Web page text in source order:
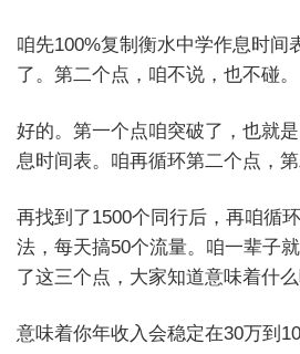
咱先100%复制衡水中学作息时间
了。第二个点，咱不说，也不碰。
好的。第一个点咱突破了，也就
息时间表。咱再循环第二个点，第
再找到了1500个同行后，再咱循
法，每天搞50个流量。咱一辈子
了这三个点，大家知道意味着什么
意味着你年收入会稳定在30万到